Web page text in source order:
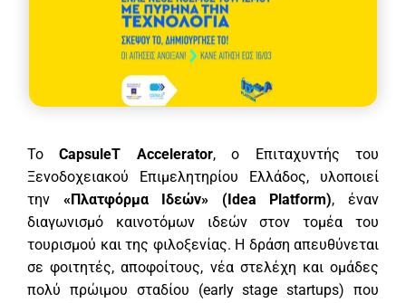
ΤοCapsuleT Accelerator, ο Επιταχυντής του
Ξενοδοχειακού Επιμελητηρίου Ελλάδος, υλοποιεί
την «Πλατφόρμα Ιδεών» (Idea Platform), έναν
διαγωνισμό καινοτόμων ιδεών στον τομέα του
τουρισμού και της φιλοξενίας. Η δράση απευθύνεται
σε φοιτητές, αποφοίτους, νέα στελέχη και ομάδες
πολύ πρώιμου σταδίου (early stage startups) που